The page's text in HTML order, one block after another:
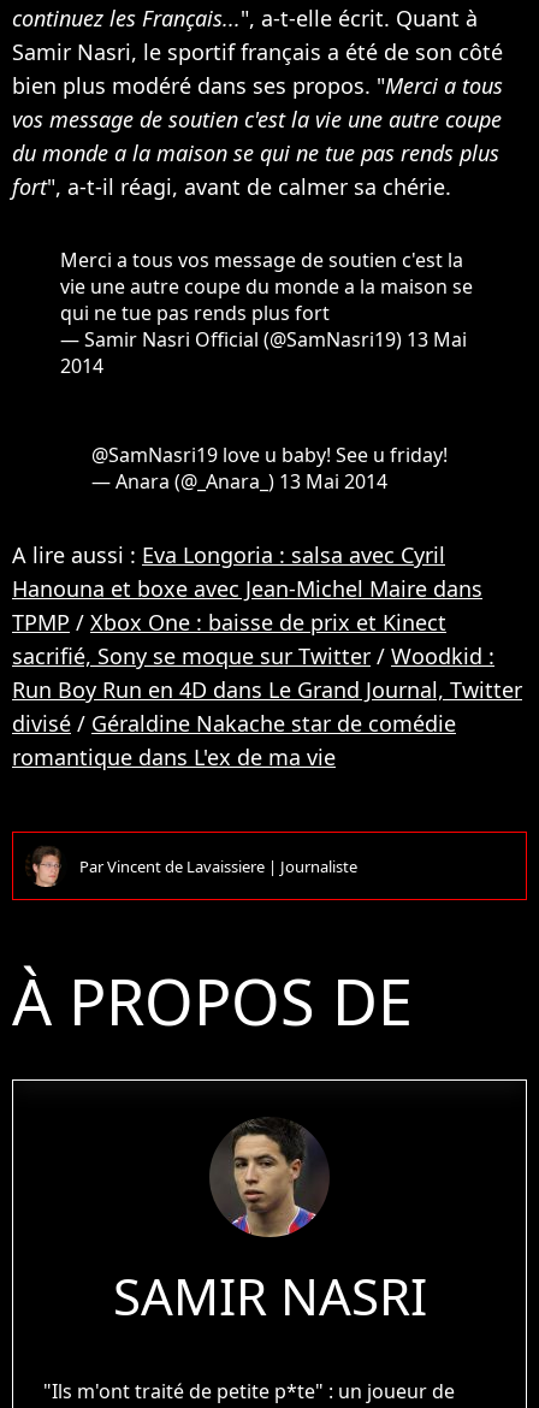
continuez les Français...", a-t-elle écrit. Quant à
Samir Nasri, le sportif français a été de son côté
bien plus modéré dans ses propos. "Merci a tous
vos message de soutien c'est la vie une autre coupe
du monde a la maison se qui ne tue pas rends plus
fort", a-t-il réagi, avant de calmer sa chérie.
Merci a tous vos message de soutien c'est la
vie une autre coupe du monde a la maison se
qui ne tue pas rends plus fort
— Samir Nasri Official (@SamNasri19) 13 Mai
2014
@SamNasri19 love u baby! See u friday!
— Anara (@_Anara_) 13 Mai 2014
A lire aussi : Eva Longoria : salsa avec Cyril
Hanouna et boxe avec Jean-Michel Maire dans
TPMP / Xbox One : baisse de prix et Kinect
sacrifié, Sony se moque sur Twitter / Woodkid :
Run Boy Run en 4D dans Le Grand Journal, Twitter
divisé / Géraldine Nakache star de comédie
romantique dans L'ex de ma vie
ParVincent de Lavaissiere | Journaliste
À PROPOS DE
SAMIR NASRI
"Ils m'ont traité de petite p*te" : un joueur de